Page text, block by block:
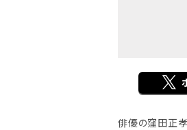
俳優の窪田正孝